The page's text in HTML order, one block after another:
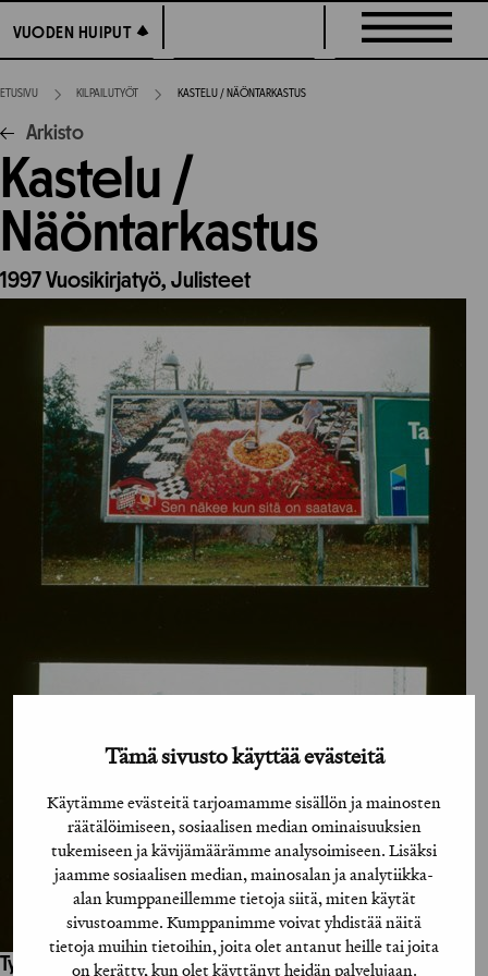
Tämä sivusto käyttää evästeitä
Käytämme evästeitä tarjoamamme sisällön ja mainosten
räätälöimiseen, sosiaalisen median ominaisuuksien
tukemiseen ja kävijämäärämme analysoimiseen. Lisäksi
jaamme sosiaalisen median, mainosalan ja analytiikka-
alan kumppaneillemme tietoja siitä, miten käytät
sivustoamme. Kumppanimme voivat yhdistää näitä
tietoja muihin tietoihin, joita olet antanut heille tai joita
on kerätty, kun olet käyttänyt heidän palvelujaan.
suoraan
sisältöön
VUODEN HUIPUT
VUODEN HUIPUT
ETUSIVU KILPAILUTYÖT KASTELU / NÄÖNTARKASTUS
Arkisto
Kastelu /
Näöntarkastus
1997Vuosikirjatyö, Julisteet
Työhön osallistuneet henkilöt / tahot: